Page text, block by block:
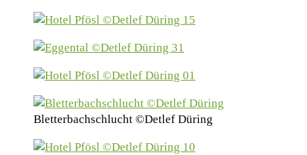
Bletterbachschlucht ©Detlef Düring